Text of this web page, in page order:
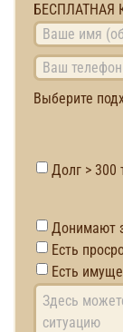
БЕСПЛАТНАЯ
Выберите
Долг > 300
Донимают
Есть
Есть